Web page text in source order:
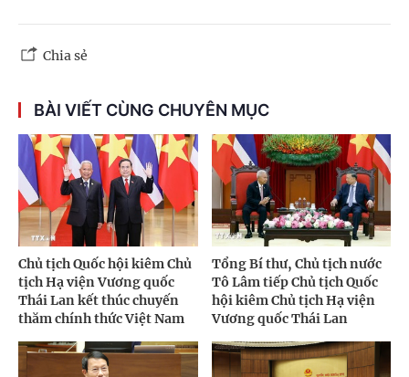
Chia sẻ
BÀI VIẾT CÙNG CHUYÊN MỤC
Chủ tịch Quốc hội kiêm Chủ
tịch Hạ viện Vương quốc
Thái Lan kết thúc chuyến
thăm chính thức Việt Nam
Tổng Bí thư, Chủ tịch nước
Tô Lâm tiếp Chủ tịch Quốc
hội kiêm Chủ tịch Hạ viện
Vương quốc Thái Lan